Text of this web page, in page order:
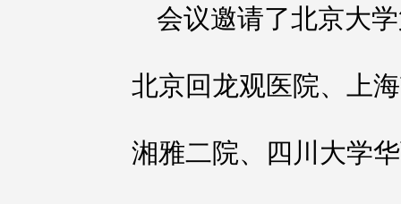
会议邀请了北京大
北京回龙观医院、上
湘雅二院、四川大学